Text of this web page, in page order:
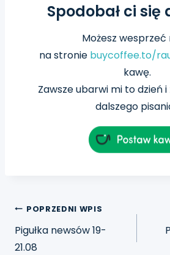
Spodobał ci się
Możesz wesprzeć
nastronie buycoffee.to/
kawę.
Zawsze ubarwi mi to dzień
dalszego
POPRZEDNI WPIS
Pigułka newsów 19-
21.08